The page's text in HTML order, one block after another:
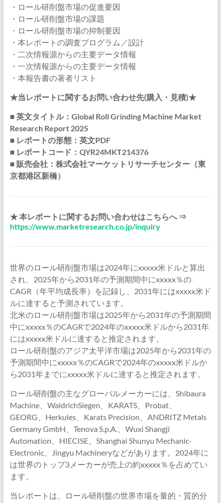
・ロール研削盤市場の促進要因
・ロール研削盤市場の課題
・ロール研削盤市場の抑制要因
・本レポートの調査プログラム／設計
・二次情報源からの主要データ情報
・一次情報源からの主要データ情報
・本報告書の著者リスト
★当レポートに関するお問い合わせ先(購入・見積)★
■ 英文タイトル：Global Roll Grinding Machine Market
Research Report 2025
■ レポートの形態：英文PDF
■ レポートコード：QYR24MKT214376
■ 販売会社：株式会社マーケットリサーチセンター（東
京都港区新橋）
★ 本レポートに関するお問い合わせはこちらへ ⇒
https://www.marketresearch.co.jp/inquiry
世界のロール研削盤市場は2024年にxxxxx米ドルと算出
され、2025年から2031年の予測期間中にxxxxx％の
CAGR（年平均成長率）を記録し、2031年にはxxxxx米ド
ルに達すると予測されています。
北米のロール研削盤市場は2025年から2031年の予測期間
中にxxxxx％のCAGRで2024年のxxxxx米ドルから2031年
にはxxxxx米ドルに達すると推定されます。
ロール研削盤のアジア太平洋市場は2025年から2031年の
予測期間中にxxxxx％のCAGRで2024年のxxxxx米ドルか
ら2031年までにxxxxx米ドルに達すると推定されます。
ロール研削盤の主なグローバルメーカーには、Shibaura
Machine、WaldrichSiegen、KARATS、Probat、
GEORG、Herkules、Karats Precision、ANDRITZ Metals
Germany GmbH、Tenova S.p.A.、Wuxi Shangji
Automation、HIECISE、Shanghai Shunyu Mechanic-
Electronic、Jingyu Machineryなどがあります。2024年に
は世界のトップ3メーカーが売上の約xxxxx％を占めてい
ます。
当レポートは、ロール研削盤の世界市場を量的・質的分